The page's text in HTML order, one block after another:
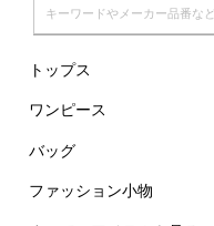
トップス
ワンピース
バッグ
ファッション小物